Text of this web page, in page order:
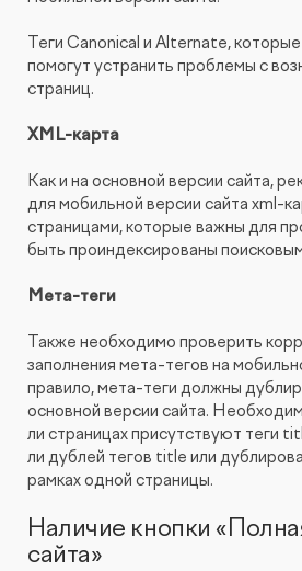
Теги Canonical и Alternate,
помогут устранить проблемы с
страниц.
XML-карта
Как и на основной версии сайта,
для мобильной версии сайта xml-
страницами, которые важны для
быть проиндексированы
Мета-теги
Также необходимо проверить
заполнения мета-тегов на
правило, мета-теги должны
основной версии сайта.
ли страницах присутствуют теги
ли дублей тегов title или
рамках одной страницы.
Наличие кнопки
сайта»